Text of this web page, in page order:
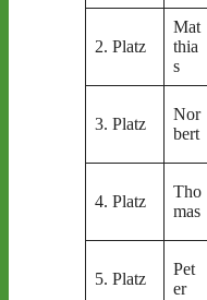
2. Platz
Mat
thia
s
3. Platz
Nor
bert
4. Platz
Tho
mas
5. Platz
Pet
er